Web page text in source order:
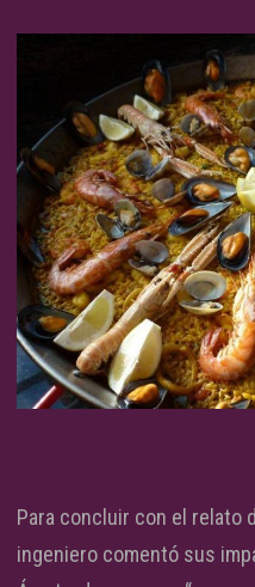
Para concluir con el relato
ingeniero comentó sus